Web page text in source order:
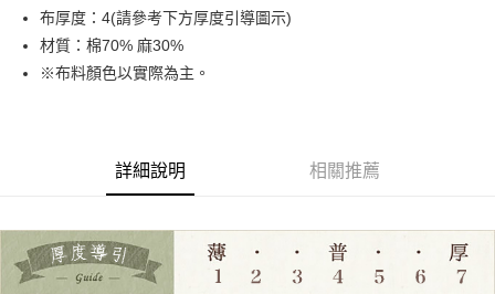
Google Pay
大哥付你分期
相關說明
流程，驗證手機門號後，選擇欲分期的期數、繳款截止日，確認付款後即完
消。如遇「轉專審核」未通過狀況，表示未達大哥付你分期系統評分，恕無
法說明評估內容。
【繳款方式說明】
【關於「AFTEE先享後付」】
AFTEE先享後付是「在收到商品之後才付款」的支付方式。 讓您購物簡單
１．簡單：不需註冊會員、不需綁卡、不需儲值。
２．便利：只要手機號碼，簡訊認證，即可結帳。
３．安心：先確認商品／服務後，再付款。
運送方式
全家取貨付款
布厚度：4(請參考下方厚度引導圖示)
材質：棉70% 麻30%
※布料顏色以實際為主。
詳細說明 相關推薦